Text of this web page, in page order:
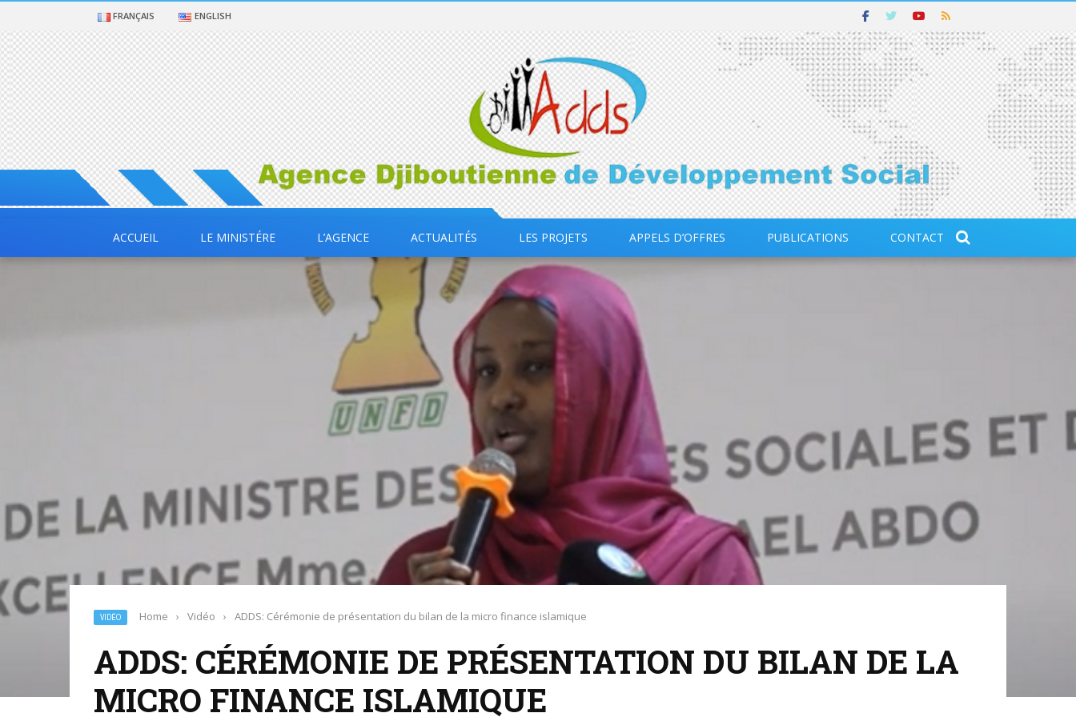
FRANÇAIS ENGLISH
ACCUEIL LE MINISTÉRE L’AGENCE ACTUALITÉS LES PROJETS APPELS D’OFFRES PUBLICATIONS CONTACT
VIDÉO Home › Vidéo › ADDS: Cérémonie de présentation du bilan de la micro finance islamique
ADDS: CÉRÉMONIE DE PRÉSENTATION DU BILAN DE LA
MICRO FINANCE ISLAMIQUE